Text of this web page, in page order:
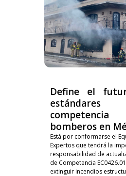
Define el
bomberos en
Está por conformarse el
Expertos que tendrá la
responsabilidad de
de Competencia
extinguir incendios